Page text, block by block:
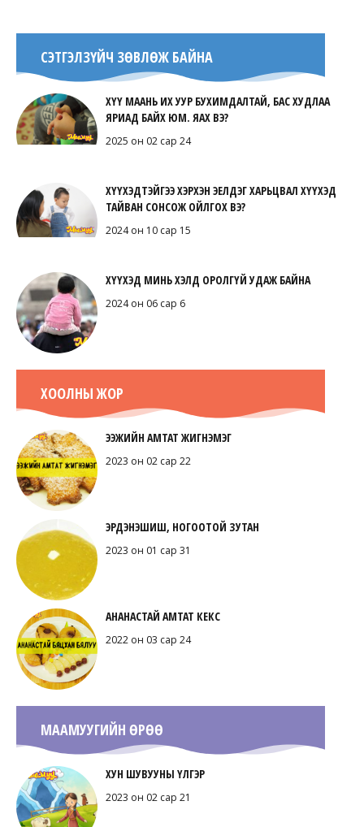
СЭТГЭЛЗҮЙЧ ЗӨВЛӨЖ БАЙНА
ХҮҮ МААНЬ ИХ УУР БУХИМДАЛТАЙ, БАС ХУДЛАА
ЯРИАД БАЙХ ЮМ. ЯАХ ВЭ?
2025 он 02 сар 24
ХҮҮХЭДТЭЙГЭЭ ХЭРХЭН ЭЕЛДЭГ ХАРЬЦВАЛ ХҮҮХЭД
ТАЙВАН СОНСОЖ ОЙЛГОХ ВЭ?
2024 он 10 сар 15
ХҮҮХЭД МИНЬ ХЭЛД ОРОЛГҮЙ УДАЖ БАЙНА
2024 он 06 сар 6
ХООЛНЫ ЖОР
ЭЭЖИЙН АМТАТ ЖИГНЭМЭГ
2023 он 02 сар 22
ЭРДЭНЭШИШ, НОГООТОЙ ЗУТАН
2023 он 01 сар 31
АНАНАСТАЙ АМТАТ КЕКС
2022 он 03 сар 24
МААМУУГИЙН ӨРӨӨ
ХУН ШУВУУНЫ ҮЛГЭР
2023 он 02 сар 21